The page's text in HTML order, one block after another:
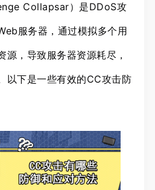
Collapsar）是DDoS攻
服务器，通过模拟多个用
源，导致服务器资源耗尽，
以下是一些有效的CC攻击防